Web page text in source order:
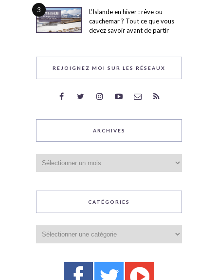
3
L’Islande en hiver : rêve ou
cauchemar ? Tout ce que vous
devez savoir avant de partir
REJOIGNEZ MOI SUR LES RÉSEAUX
ARCHIVES
CATÉGORIES